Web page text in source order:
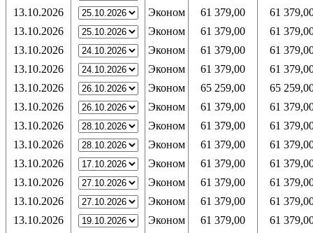
13.10.2026
Эконом 61 379,00
61
13.10.2026
Эконом 61 379,00
61
13.10.2026
Эконом 61 379,00
61
13.10.2026
Эконом 61 379,00
61
13.10.2026
Эконом 65 259,00
65
13.10.2026
Эконом 61 379,00
61
13.10.2026
Эконом 61 379,00
61
13.10.2026
Эконом 61 379,00
61
13.10.2026
Эконом 61 379,00
61
13.10.2026
Эконом 61 379,00
61
13.10.2026
Эконом 61 379,00
61
13.10.2026
Эконом 61 379,00
61